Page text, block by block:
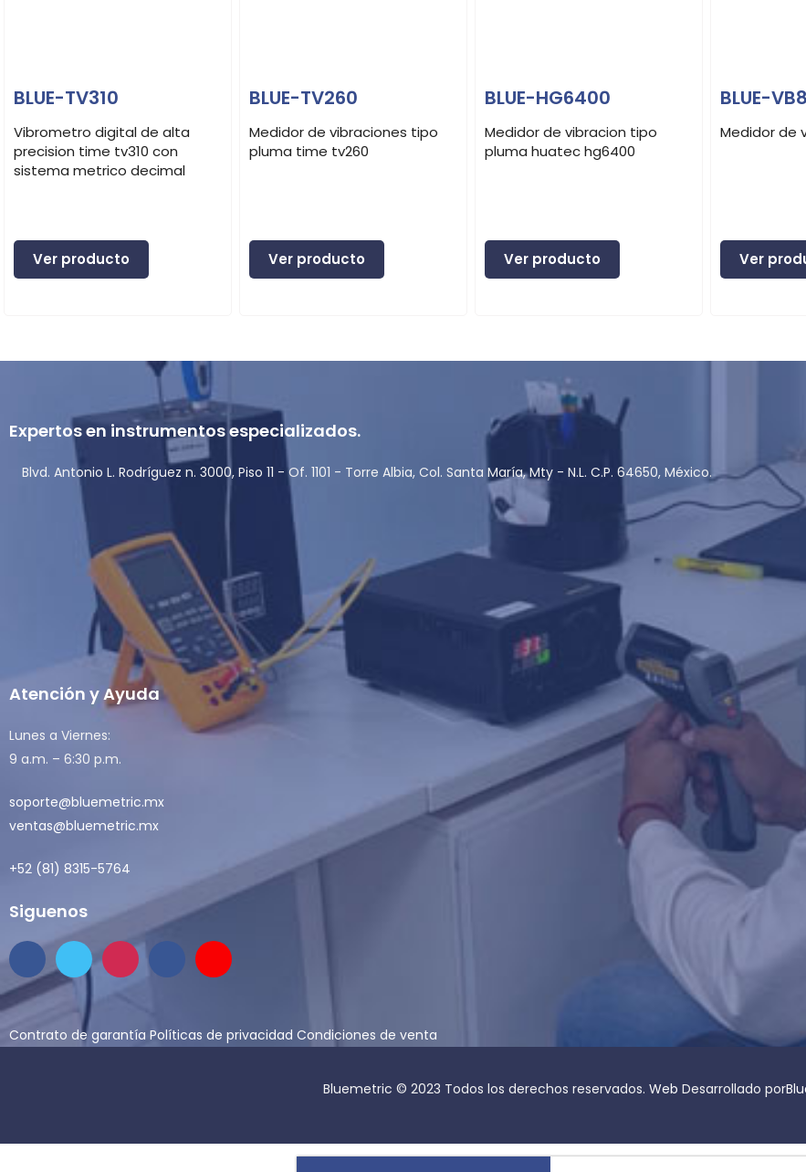
BLUE-TV310
Vibrometro digital de alta
precision time tv310 con
sistema metrico decimal
Ver producto
BLUE-TV260
Medidor de vibraciones tipo
pluma time tv260
Ver producto
BLUE-HG6400
Medidor de vibracion tipo
pluma huatec hg6400
Ver producto
BLUE-
Medidor de
Ver
Expertos en instrumentos especializados.
Blvd. Antonio L. Rodríguez n. 3000, Piso 11 - Of. 1101 - Torre Albia, Col. Santa María, Mty - N.L. C.P. 64650, México.
Atención y Ayuda
Lunes a Viernes:
9 a.m. – 6:30 p.m.
soporte@bluemetric.mx
ventas@bluemetric.mx
+52 (81) 8315-5764
Siguenos
Contrato de garantía Políticas de privacidad Condiciones de venta
Bluemetric © 2023 Todos los derechos reservados. Web Desarrollado por